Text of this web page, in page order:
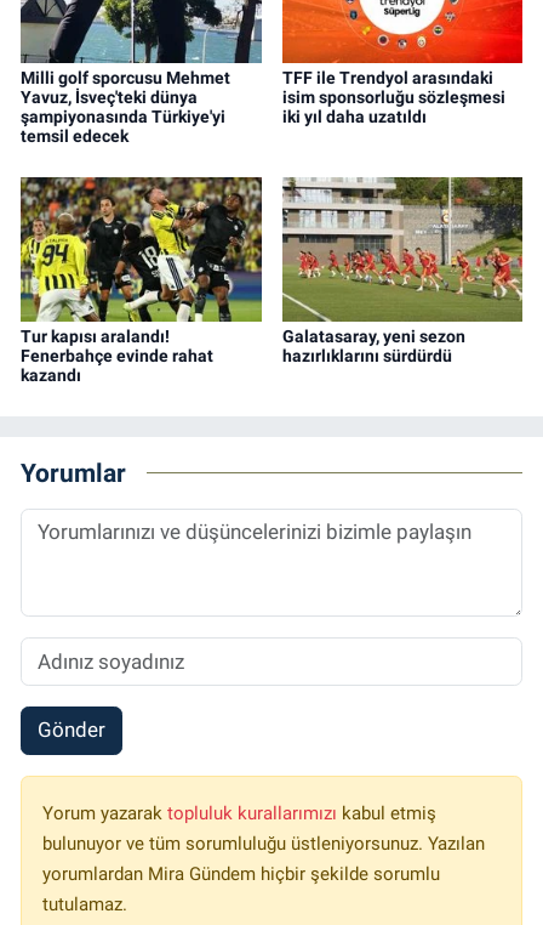
Milli golf sporcusu Mehmet
Yavuz, İsveç'teki dünya
şampiyonasında Türkiye'yi
temsil edecek
TFF ile Trendyol arasındaki
isim sponsorluğu sözleşmesi
iki yıl daha uzatıldı
Tur kapısı aralandı!
Fenerbahçe evinde rahat
kazandı
Galatasaray, yeni sezon
hazırlıklarını sürdürdü
Yorumlar
Gönder
Yorum yazarak topluluk kurallarımızı kabul etmiş
bulunuyor ve tüm sorumluluğu üstleniyorsunuz. Yazılan
yorumlardan Mira Gündem hiçbir şekilde sorumlu
tutulamaz.